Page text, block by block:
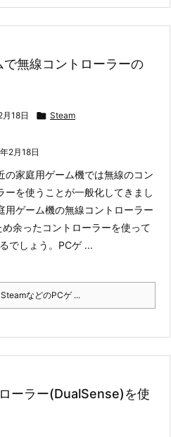
無線コントローラーの
18日  Steam
2月18日
の家庭用ゲーム機では無線のコン
ーを使うことが一般化してきまし
用ゲーム機の無線コントローラー
余ったコントローラーを使って
でしょう。 PCゲ ...
などのPCゲ ...
ーラー(DualSense)を使